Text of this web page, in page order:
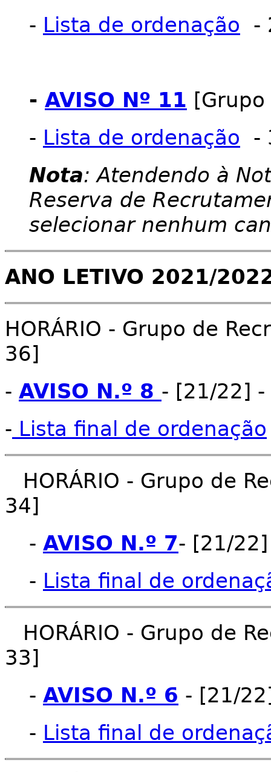
- Lista de ordenação -
- AVISO Nº 11
- Lista de ordenação -
Nota: Atendendo à
Reserva de
selecionar nenhum
ANO LETIVO 2021/
HORÁRIO - Grupo de
36]
- AVISO N.º 8 - [21/22]
- Lista final de ordenação
HORÁRIO - Grupo de
34]
- AVISO N.º 7- [21/
- Lista final de
HORÁRIO - Grupo de
33]
- AVISO N.º 6 - [21/
- Lista final de